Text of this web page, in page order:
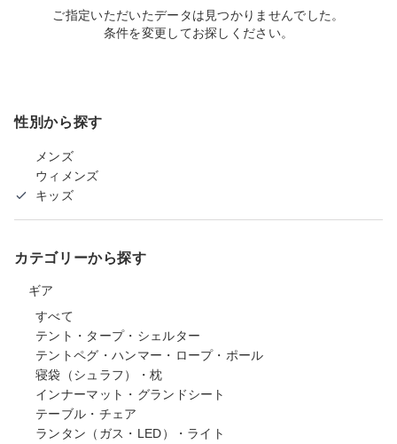
ご指定いただいたデータは見つかりませんでした。
条件を変更してお探しください。
性別から探す
メンズ
ウィメンズ
キッズ
カテゴリーから探す
ギア
すべて
テント・タープ・シェルター
テントペグ・ハンマー・ロープ・ポール
寝袋（シュラフ）・枕
インナーマット・グランドシート
テーブル・チェア
ランタン（ガス・LED）・ライト